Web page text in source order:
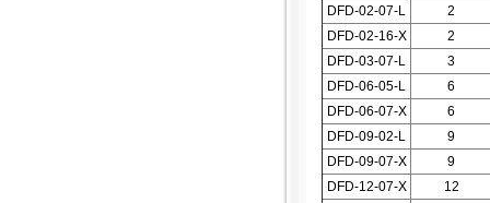
DFD-02-07-L
2
DFD-02-16-X
2
DFD-03-07-L
3
DFD-06-05-L
6
DFD-06-07-X
6
DFD-09-02-L
9
DFD-09-07-X
9
DFD-12-07-X
12